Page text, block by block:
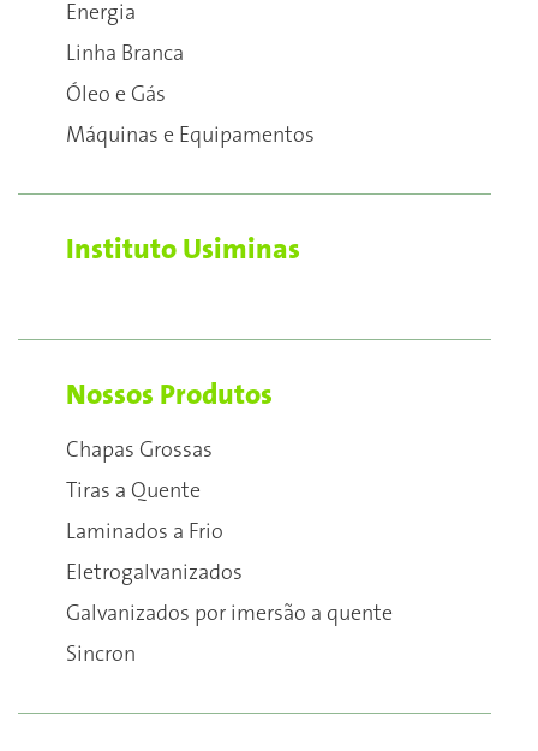
Energia
Linha Branca
Óleo e Gás
Máquinas e Equipamentos
Instituto Usiminas
Nossos Produtos
Chapas Grossas
Tiras a Quente
Laminados a Frio
Eletrogalvanizados
Galvanizados por imersão a quente
Sincron